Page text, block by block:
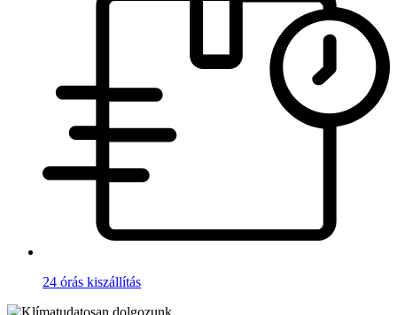
24 órás kiszállítás